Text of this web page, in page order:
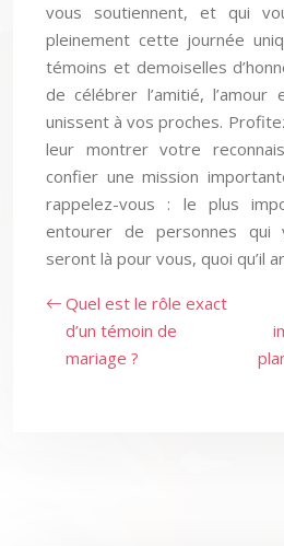
vous soutiennent, et qui
pleinement cette journée
témoins et demoiselles
de célébrer l’amitié,
unissent à vos proches.
leur montrer votre
confier une mission
rappelez-vous : le plus
entourer de personnes qui
seront là pour vous, quoi qu’il
Quel est le rôle exact
d’un témoin de
mariage ?